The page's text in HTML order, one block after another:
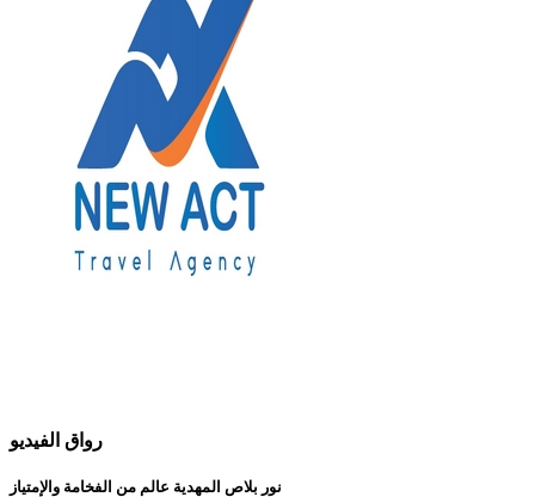
رواق الفيديو
نور بلاص المهدية عالم من الفخامة والإمتياز